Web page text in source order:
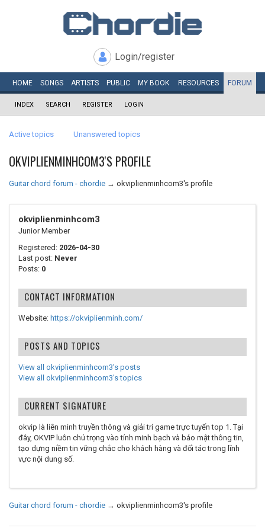
Login/register
HOME SONGS ARTISTS PUBLIC MY BOOK RESOURCES FORUM
INDEX SEARCH REGISTER LOGIN
Active topics Unanswered topics
OKVIPLIENMINHCOM3'S PROFILE
Guitar chord forum - chordie → okviplienminhcom3's profile
okviplienminhcom3
Junior Member
Registered: 2026-04-30
Last post: Never
Posts: 0
CONTACT INFORMATION
Website: https://okviplienminh.com/
POSTS AND TOPICS
View all okviplienminhcom3's posts
View all okviplienminhcom3's topics
CURRENT SIGNATURE
okvip là liên minh truyền thông và giải trí game trực tuyến top 1. Tại
đây, OKVIP luôn chú trọng vào tính minh bạch và bảo mật thông tin,
tạo dựng niềm tin vững chắc cho khách hàng và đối tác trong lĩnh
vực nội dung số.
Guitar chord forum - chordie → okviplienminhcom3's profile